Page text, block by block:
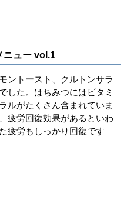
ニュー vol.1
ントースト、クルトンサラ
した。はちみつにはビタミ
ルがたくさん含まれていま
疲労回復効果があるといわ
疲労もしっかり回復です